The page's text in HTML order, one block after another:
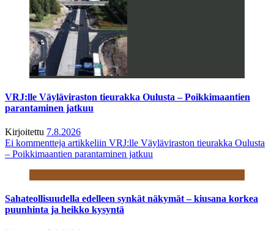
VRJ:lle Väyläviraston tieurakka Oulusta – Poikkimaantien
parantaminen jatkuu
Kirjoitettu 7.8.2026
Ei kommentteja artikkeliin VRJ:lle Väyläviraston tieurakka Oulusta
– Poikkimaantien parantaminen jatkuu
Sahateollisuudella edelleen synkät näkymät – kiusana korkea
puunhinta ja heikko kysyntä